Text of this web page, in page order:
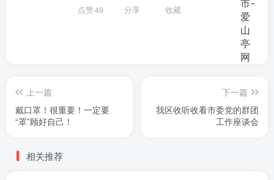
点赞49 分享 收藏
上一篇
戴口罩！很重要！一定要
“罩”顾好自己！
下一篇
我区收听收看市委党的群团
工作座谈会
相关推荐